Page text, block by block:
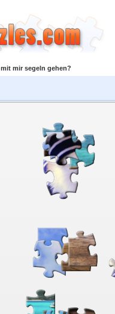
mir segeln gehen?